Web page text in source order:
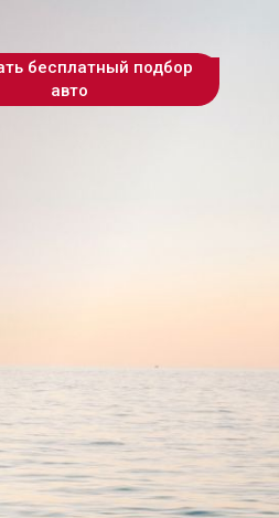
бесплатный подбор
авто